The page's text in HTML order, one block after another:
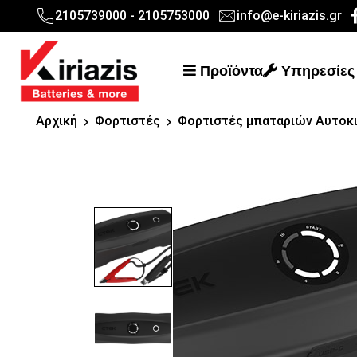
2105739000 - 2105753000 info@e-kiriazis.gr
Προϊόντα Υπηρεσίες
Αρχική Φορτιστές Φορτιστές μπαταριών